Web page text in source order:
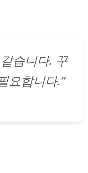
습니다. 꾸
요합니다.”